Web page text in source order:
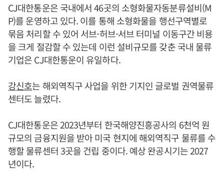
CJ대한통운은 국내에서 46곳의 소형화물자동분류설비(M
P)를 운영하고 있다. 이를 통해 소형화물을 행선구역별로
묶음 처리할 수 있어 서브-허브-서브 터미널 이동구간 비용
을 크게 절감할 수 있는데 이런 설비규모를 갖춘 국내 물류
기업은 CJ대한통운이 유일하다.
강신호는 해외역직구 사업을 위한 기지인 글로벌 권역물류
센터도 늘렸다.
CJ대한통운은 2023년부터 한국해양진흥공사의 6천억 원
규모의 금융지원을 받아 미국 현지에 해외역직구 물류를 수
행할 물류센터 3곳을 건립 중이다. 예상 완공시기는 2027
년이다.